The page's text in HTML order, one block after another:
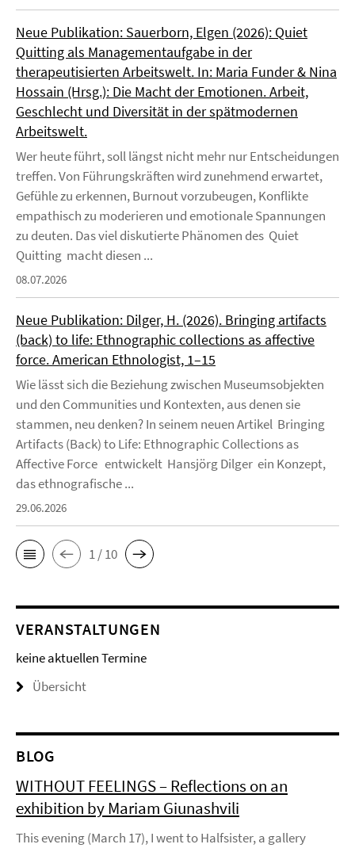
Neue Publikation: Sauerborn, Elgen (2026): Quiet
Quitting als Managementaufgabe in der
therapeutisierten Arbeitswelt. In: Maria Funder & Nina
Hossain (Hrsg.): Die Macht der Emotionen. Arbeit,
Geschlecht und Diversität in der spätmodernen
Arbeitswelt.
Wer heute führt, soll längst nicht mehr nur Entscheidungen
treffen. Von Führungskräften wird zunehmend erwartet,
Gefühle zu erkennen, Burnout vorzubeugen, Konflikte
empathisch zu moderieren und emotionale Spannungen
zu deuten. Das viel diskutierte Phänomen des Quiet
Quitting macht diesen ...
08.07.2026
Neue Publikation: Dilger, H. (2026). Bringing artifacts
(back) to life: Ethnographic collections as affective
force. American Ethnologist, 1–15
Wie lässt sich die Beziehung zwischen Museumsobjekten
und den Communities und Kontexten, aus denen sie
stammen, neu denken? In seinem neuen Artikel Bringing
Artifacts (Back) to Life: Ethnographic Collections as
Affective Force entwickelt Hansjörg Dilger ein Konzept,
das ethnografische ...
29.06.2026
1 / 10
VERANSTALTUNGEN
keine aktuellen Termine
Übersicht
BLOG
WITHOUT FEELINGS – Reflections on an
exhibition by Mariam Giunashvili
This evening (March 17), I went to Halfsister, a gallery